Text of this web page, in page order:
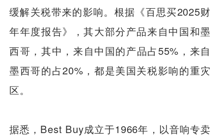
缓解关税带来的影响。根据《百思买2025财
年年度报告》，其大部分产品来自中国和墨
西哥，其中，来自中国的产品占55%，来自
墨西哥的占20%，都是美国关税影响的重灾
区。
据悉，Best Buy成立于1966年，以音响专卖